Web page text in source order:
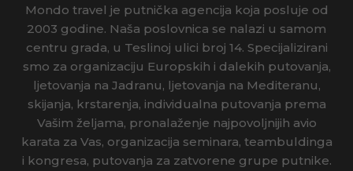
Mondo travel je putnička agencija koja posluje od
2003 godine. Naša poslovnica se nalazi u samom
centru grada, u Teslinoj ulici broj 14. Specijalizirani
smo za organizaciju Europskih i dalekih putovanja,
ljetovanja na Jadranu, ljetovanja na Mediteranu,
skijanja, krstarenja, individualna putovanja prema
Vašim željama, pronalaženje najpovoljnijih avio
karata za Vas, organizacija seminara, teambuldinga
i kongresa, putovanja za zatvorene grupe putnike.